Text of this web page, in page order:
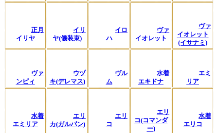
正月
イリヤ
イリ
ヤ(儀装束)
イロ
ハ
ヴァ
イオレット
ヴァ
イオレット
(イサナミ)
ヴァ
ンピィ
ウヅ
キ(デレマス)
ヴル
ム
水着
エキドナ
エミ
リア
水着
エミリア
エリ
カ(ガルパン)
エリ
コ
エリ
コ(コマンダ
ー)
水着
エリコ